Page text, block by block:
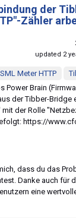
der
Zähler
updated 2
SML Meter HTTP
Power Brain
der Tibber-Bridge
mit der Rolle
https://
dass du das
Danke auch für
eine